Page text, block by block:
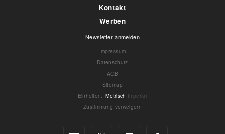
Kontakt
Werben
Newsletter anmelden
Impressum
Datenschutz
AGB
Sitemap
Einheiten: Metrisch Imperial
Zustimmung verweigern